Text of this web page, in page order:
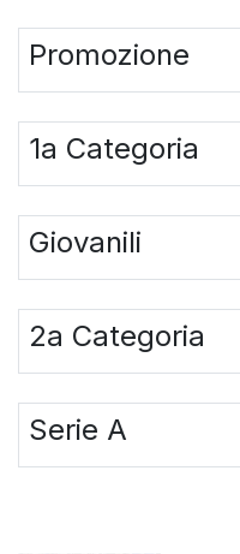
Promozione
1a Categoria
Giovanili
2a Categoria
Serie A